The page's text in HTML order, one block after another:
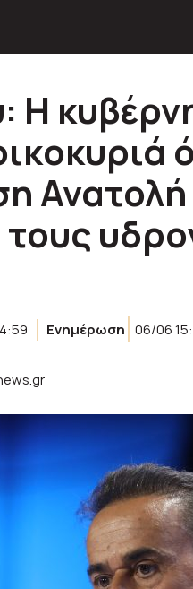
Η
Ανατολή
τους
Ενημέρωση 06/06